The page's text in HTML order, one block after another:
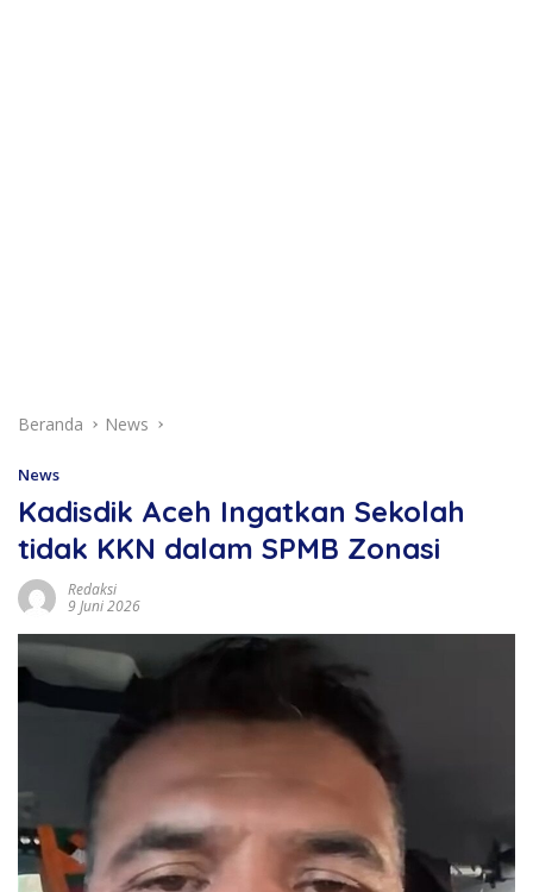
Beranda News
News
Kadisdik Aceh Ingatkan Sekolah
tidak KKN dalam SPMB Zonasi
Redaksi
9 Juni 2026